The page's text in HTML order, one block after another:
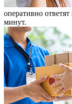
оперативно
минут.